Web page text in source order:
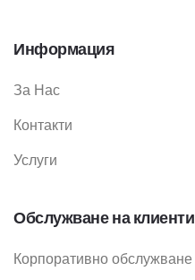
Информация
За Нас
Контакти
Услуги
Обслужване на клиенти
Корпоративно обслужване